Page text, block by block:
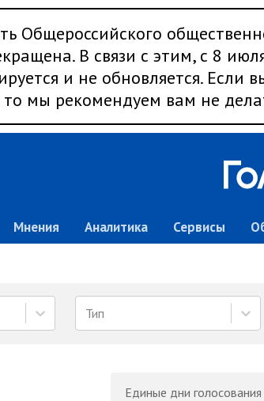
Общероссийского
В связи с этим, с 8
и не обновляется. Если
мы рекомендуем вам не
Мнения Аналитика Сервисы
Тип
Единые дни голосования